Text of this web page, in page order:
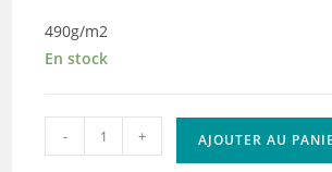
490g/m2
En stock
quantité
de
- + AJOUTER AU